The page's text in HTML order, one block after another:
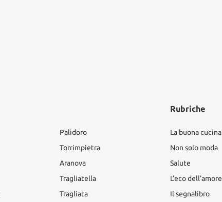
Palidoro
Torrimpietra
Aranova
Tragliatella
Tragliata
Rubriche
La buona cucina
Non solo moda
Salute
L’eco dell’amore
Il segnalibro